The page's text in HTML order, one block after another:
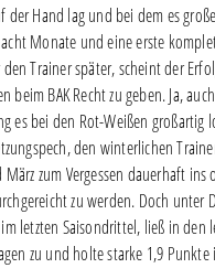
Hand lag und bei dem es
Monate und eine erste
Trainer später, scheint der
beim BAK Recht zu geben. Ja,
es bei den Rot-Weißen großartig
den winterlichen
zum Vergessen dauerhaft ins
zu werden. Doch unter
letzten Saisondrittel, ließ in den
zu und holte starke 1,9